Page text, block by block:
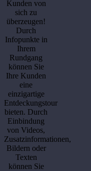
Kunden von
sich zu
überzeugen!
Durch
Infopunkte in
Ihrem
Rundgang
können Sie
Ihre Kunden
eine
einzigartige
Entdeckungstour
bieten. Durch
Einbindung
von Videos,
Zusatzinformationen,
Bildern oder
Texten
können Sie